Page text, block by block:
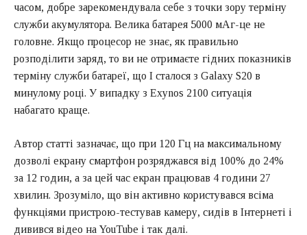
часом, добре зарекомендувала себе з точки зору терміну
служби акумулятора. Велика батарея 5000 мАг-це не
головне. Якщо процесор не знає, як правильно
розподілити заряд, то ви не отримаєте гідних показників
терміну служби батареї, що І сталося з Galaxy S20 в
минулому році. У випадку з Exynos 2100 ситуація
набагато краще.
Автор статті зазначає, що при 120 Гц на максимальному
дозволі екрану смартфон розряджався від 100% до 24%
за 12 годин, а за цей час екран працював 4 години 27
хвилин. Зрозуміло, що він активно користувався всіма
функціями пристрою-тестував камеру, сидів в Інтернеті і
дивився відео на YouTube і так далі.